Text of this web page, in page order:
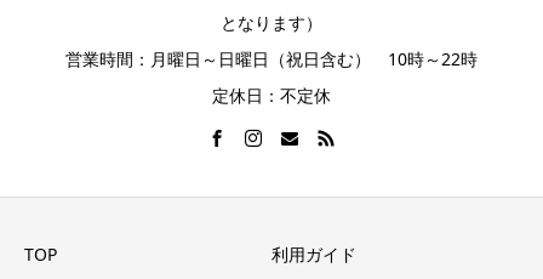
となります）
営業時間：月曜日～日曜日（祝日含む） 10時～22時
定休日：不定休
TOP 利用ガイド